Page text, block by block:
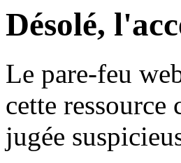
Désolé,
Le pare-feu
cette ressource
jugée